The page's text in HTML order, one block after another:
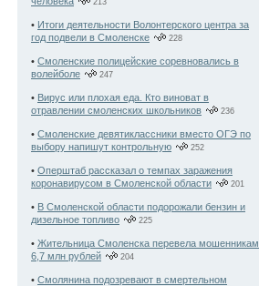
213
• Итоги деятельности Волонтерского центра за
год подвели в Смоленске
228
• Смоленские полицейские соревновались в
волейболе
247
• Вирус или плохая еда. Кто виноват в
отравлении смоленских школьников
236
• Смоленские девятиклассники вместо ОГЭ по
выбору напишут контрольную
252
• Оперштаб рассказал о темпах заражения
коронавирусом в Смоленской области
201
• В Смоленской области подорожали бензин и
дизельное топливо
225
• Жительница Смоленска перевела мошенникам
6,7 млн рублей
204
• Смолянина подозревают в смертельном